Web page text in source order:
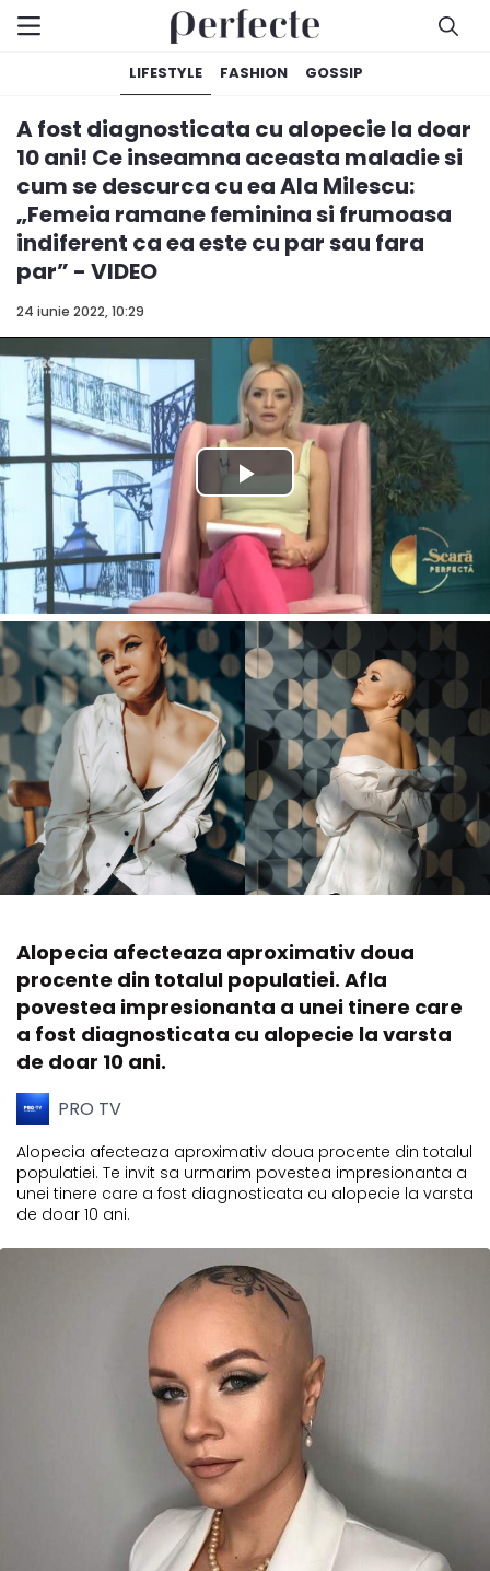
LIFESTYLE FASHION GOSSIP
24 iunie 2022, 10:29
A fost diagnosticata cu alopecie la doar
10 ani! Ce inseamna aceasta maladie si
cum se descurca cu ea Ala Milescu:
„Femeia ramane feminina si frumoasa
indiferent ca ea este cu par sau fara
par” - VIDEO
Alopecia afecteaza aproximativ doua
procente din totalul populatiei. Afla
povestea impresionanta a unei tinere care
a fost diagnosticata cu alopecie la varsta
de doar 10 ani.
PRO TV
Alopecia afecteaza aproximativ doua procente din totalul
populatiei. Te invit sa urmarim povestea impresionanta a
unei tinere care a fost diagnosticata cu alopecie la varsta
de doar 10 ani.